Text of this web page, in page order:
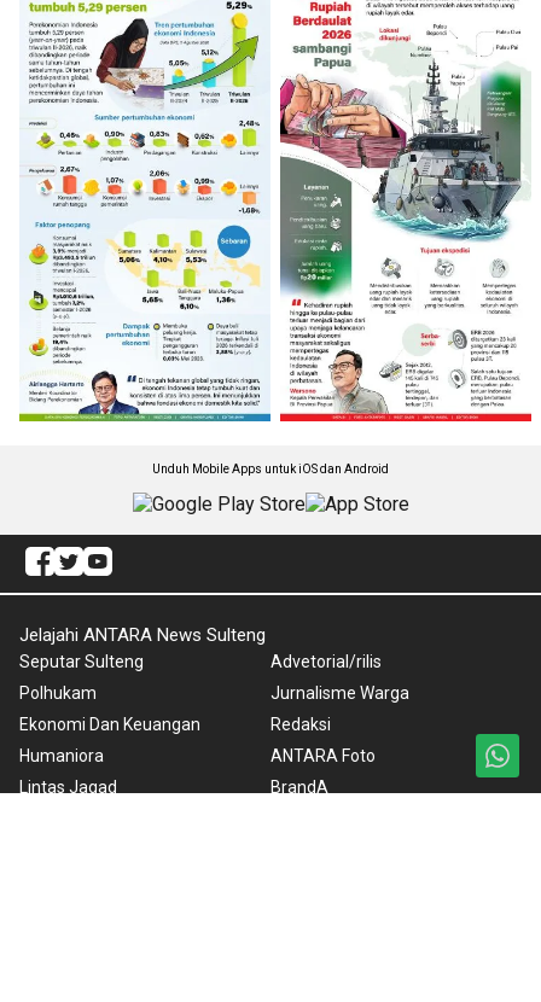
Unduh Mobile Apps untuk iOS dan Android
Jelajahi ANTARA News Sulteng
Seputar Sulteng
Polhukam
Ekonomi Dan Keuangan
Humaniora
Lintas Jagad
Advetorial/rilis
Jurnalisme Warga
Redaksi
ANTARA Foto
BrandA